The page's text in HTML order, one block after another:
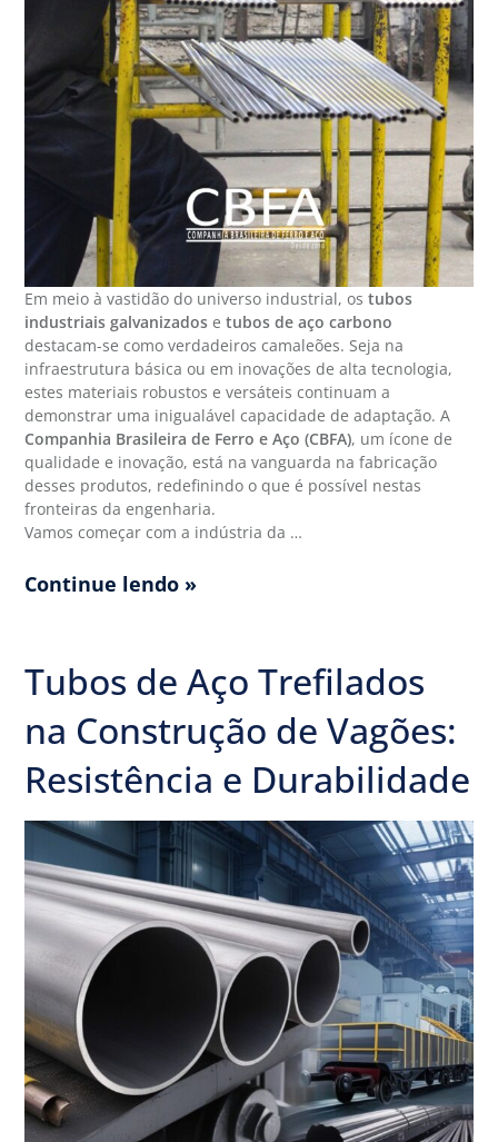
Em meio à vastidão do universo industrial, os tubos
industriais galvanizados e tubos de aço carbono
destacam-se como verdadeiros camaleões. Seja na
infraestrutura básica ou em inovações de alta tecnologia,
estes materiais robustos e versáteis continuam a
demonstrar uma inigualável capacidade de adaptação. A
Companhia Brasileira de Ferro e Aço (CBFA), um ícone de
qualidade e inovação, está na vanguarda na fabricação
desses produtos, redefinindo o que é possível nestas
fronteiras da engenharia.
Vamos começar com a indústria da …
Continue lendo »
Tubos de Aço Trefilados
na Construção de Vagões:
Resistência e Durabilidade